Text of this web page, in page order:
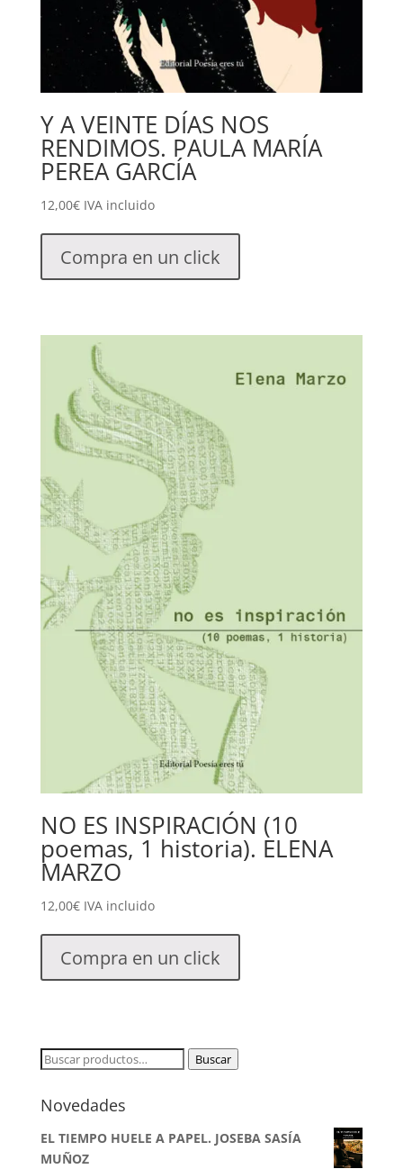
Y A VEINTE DÍAS NOS
RENDIMOS. PAULA MARÍA
PEREA GARCÍA
12,00€ IVA incluido
Compra en un click
NO ES INSPIRACIÓN (10
poemas, 1 historia). ELENA
MARZO
12,00€ IVA incluido
Compra en un click
Buscar
Buscar
Novedades
EL TIEMPO HUELE A PAPEL. JOSEBA SASÍA
MUÑOZ